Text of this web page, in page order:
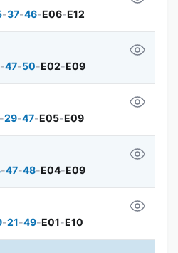
-37-46-E06-E12
-47-50-E02-E09
29-47-E05-E09
-47-48-E04-E09
-21-49-E01-E10